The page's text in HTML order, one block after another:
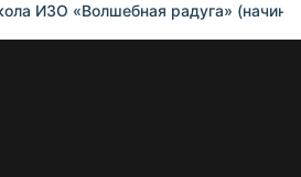
ИЗО «Волшебная радуга»